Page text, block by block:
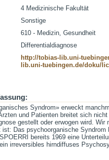
4 Medizinische Fakultät
Sonstige
610 - Medizin, Gesundheit
Differentialdiagnose
http://tobias-lib.uni-
lib.uni-tuebingen.de/doku/
Syndrom» erweckt
und Patienten breitet sich
gestellt oder erwogen wird.
Das psychoorganische
bereits 1969 eine
irreversibles hirndiffuses